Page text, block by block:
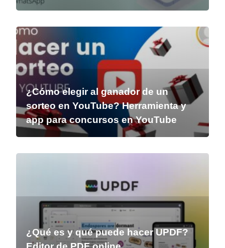
¿Cómo elegir al ganador de un
sorteo en YouTube? Herramienta y
app para concursos en YouTube
¿Qué es y qué puede hacer UPDF?